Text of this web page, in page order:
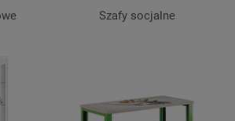
Szafy socjalne